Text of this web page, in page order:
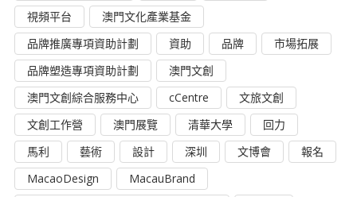
視頻平台
澳門文化產業基金
品牌推廣專項資助計劃
資助 品牌
市場拓展
品牌塑造專項資助計劃
澳門文創
澳門文創綜合服務中心
cCentre
文旅文創
文創工作營
澳門展覽 清華大學
回力
馬利
藝術 設計 深圳 文博會
報名
MacaoDesign
MacauBrand